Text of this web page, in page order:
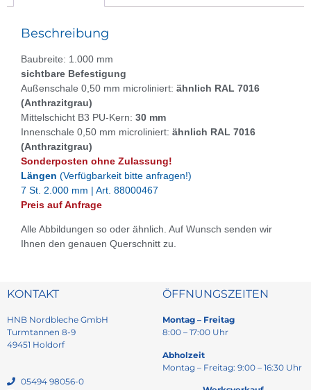
Beschreibung
Baubreite: 1.000 mm
sichtbare Befestigung
Außenschale 0,50 mm microliniert: ähnlich RAL 7016
(Anthrazitgrau)
Mittelschicht B3 PU-Kern: 30 mm
Innenschale 0,50 mm microliniert: ähnlich RAL 7016
(Anthrazitgrau)
Sonderposten ohne Zulassung!
Längen (Verfügbarkeit bitte anfragen!)
7 St. 2.000 mm | Art. 88000467
Preis auf Anfrage
Alle Abbildungen so oder ähnlich. Auf Wunsch senden wir
Ihnen den genauen Querschnitt zu.
KONTAKT
HNB Nordbleche GmbH
Turmtannen 8-9
49451 Holdorf
05494 98056-0
ÖFFNUNGSZEITEN
Montag – Freitag
8:00 – 17:00 Uhr
Abholzeit
Montag – Freitag: 9:00 – 16:30 Uhr